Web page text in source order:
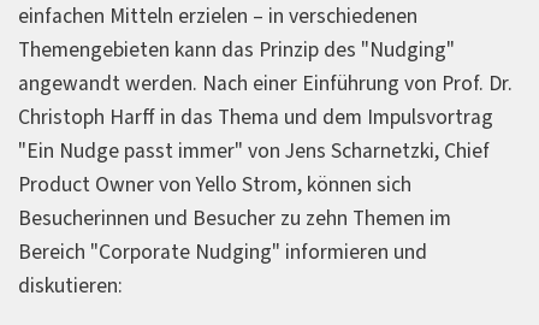
einfachen Mitteln erzielen – in verschiedenen
Themengebieten kann das Prinzip des "Nudging"
angewandt werden. Nach einer Einführung von Prof. Dr.
Christoph Harff in das Thema und dem Impulsvortrag
"Ein Nudge passt immer" von Jens Scharnetzki, Chief
Product Owner von Yello Strom, können sich
Besucherinnen und Besucher zu zehn Themen im
Bereich "Corporate Nudging" informieren und
diskutieren: